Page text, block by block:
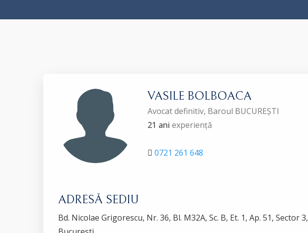
VASILE BOLBOACA
Avocat definitiv, Baroul BUCUREȘTI
21 ani experiență
0721 261 648
ADRESĂ SEDIU
Bd. Nicolae Grigorescu, Nr. 36, Bl. M32A, Sc. B, Et. 1, Ap. 51, Sector 3,